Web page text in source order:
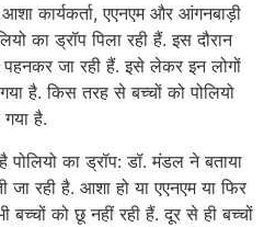
आशा कार्यकर्ता, एएनएम और आंगनबाड़ी
का ड्रॉप पिला रही हैं. इस दौरान
पहनकर जा रही हैं. इसे लेकर इन लोगों
गया है. किस तरह से बच्चों को पोलियो
है.
पोलियो का ड्रॉप: डॉ. मंडल ने बताया
जा रही है. आशा हो या एएनएम या फिर
बच्चों को छू नहीं रही हैं. दूर से ही बच्चों